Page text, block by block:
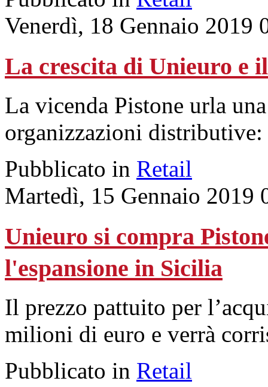
Venerdì, 18 Gennaio 2019
La crescita di Unieuro e
La vicenda Pistone urla
organizzazioni distributive:
Pubblicato in Retail
Martedì, 15 Gennaio 2019
Unieuro si compra
l'espansione in Sicilia
Il prezzo pattuito per
milioni di euro e verrà
Pubblicato in Retail